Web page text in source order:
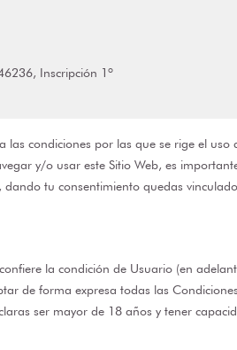
Inscripción 1º
condiciones por las que se rige el
y/o usar este Sitio Web, es
tu consentimiento quedas
la condición de Usuario (en
de forma expresa todas las
ser mayor de 18 años y tener